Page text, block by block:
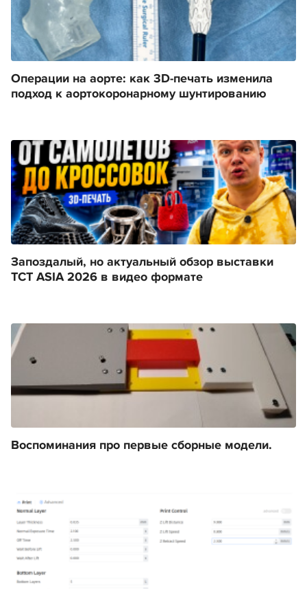
Операции на аорте: как 3D-печать изменила
подход к аортокоронарному шунтированию
Запоздалый, но актуальный обзор выставки
TCT ASIA 2026 в видео формате
Воспоминания про первые сборные модели.